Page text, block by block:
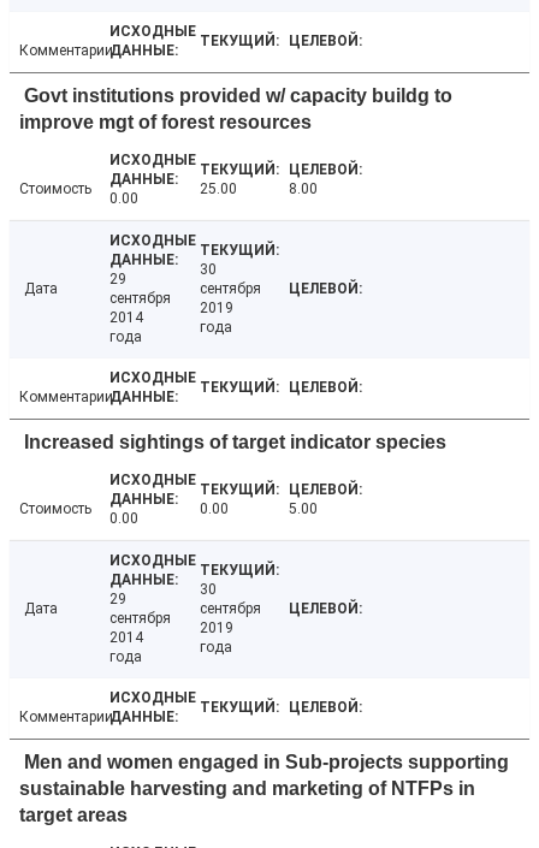
Комментарии
Govt institutions provided w/ capacity buildg to
improve mgt of forest resources
Стоимость
0.00
25.00 8.00
Дата
29
сентября
2014
года
30
сентября
2019
года
Комментарии
Increased sightings of target indicator species
Стоимость
0.00
0.00 5.00
Дата
29
сентября
2014
года
30
сентября
2019
года
Комментарии
Men and women engaged in Sub-projects supporting
sustainable harvesting and marketing of NTFPs in
target areas